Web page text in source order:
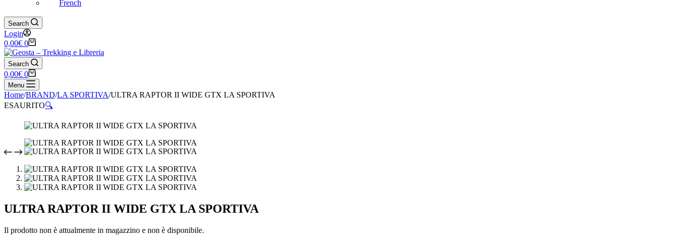
French
Search
Login
Carrello
0,00€ 0
Search
Carrello
0,00€ 0
Menu
Home/BRAND/LA SPORTIVA/ULTRA RAPTOR II WIDE GTX LA SPORTIVA
ESAURITO🔍
ULTRA RAPTOR II WIDE GTX LA SPORTIVA
Il prodotto non è attualmente in magazzino e non è disponibile.